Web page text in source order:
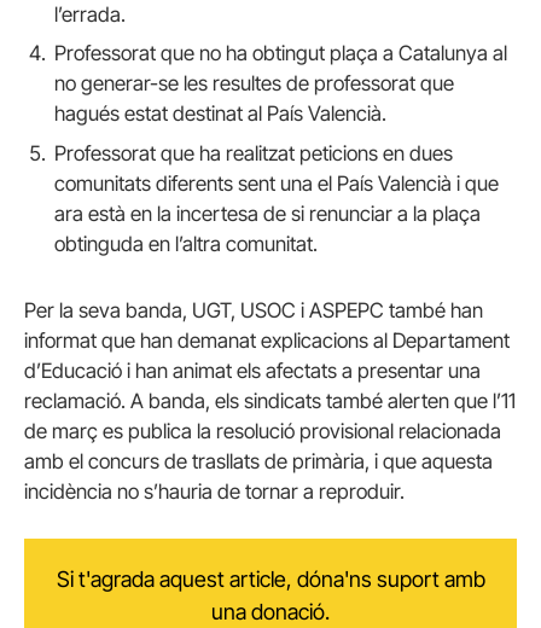
l’errada.
Professorat que no ha obtingut plaça a Catalunya al
no generar-se les resultes de professorat que
hagués estat destinat al País Valencià.
Professorat que ha realitzat peticions en dues
comunitats diferents sent una el País Valencià i que
ara està en la incertesa de si renunciar a la plaça
obtinguda en l’altra comunitat.
Per la seva banda, UGT, USOC i ASPEPC també han
informat que han demanat explicacions al Departament
d’Educació i han animat els afectats a presentar una
reclamació. A banda, els sindicats també alerten que l’11
de març es publica la resolució provisional relacionada
amb el concurs de trasllats de primària, i que aquesta
incidència no s’hauria de tornar a reproduir.
Si t'agrada aquest article, dóna'ns suport amb
una donació.